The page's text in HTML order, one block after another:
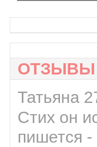
ОТЗЫВЫ
Татьяна
Стих он
пишется